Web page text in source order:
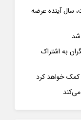
حالت، سال آینده عرضه
شد
به اشتراک